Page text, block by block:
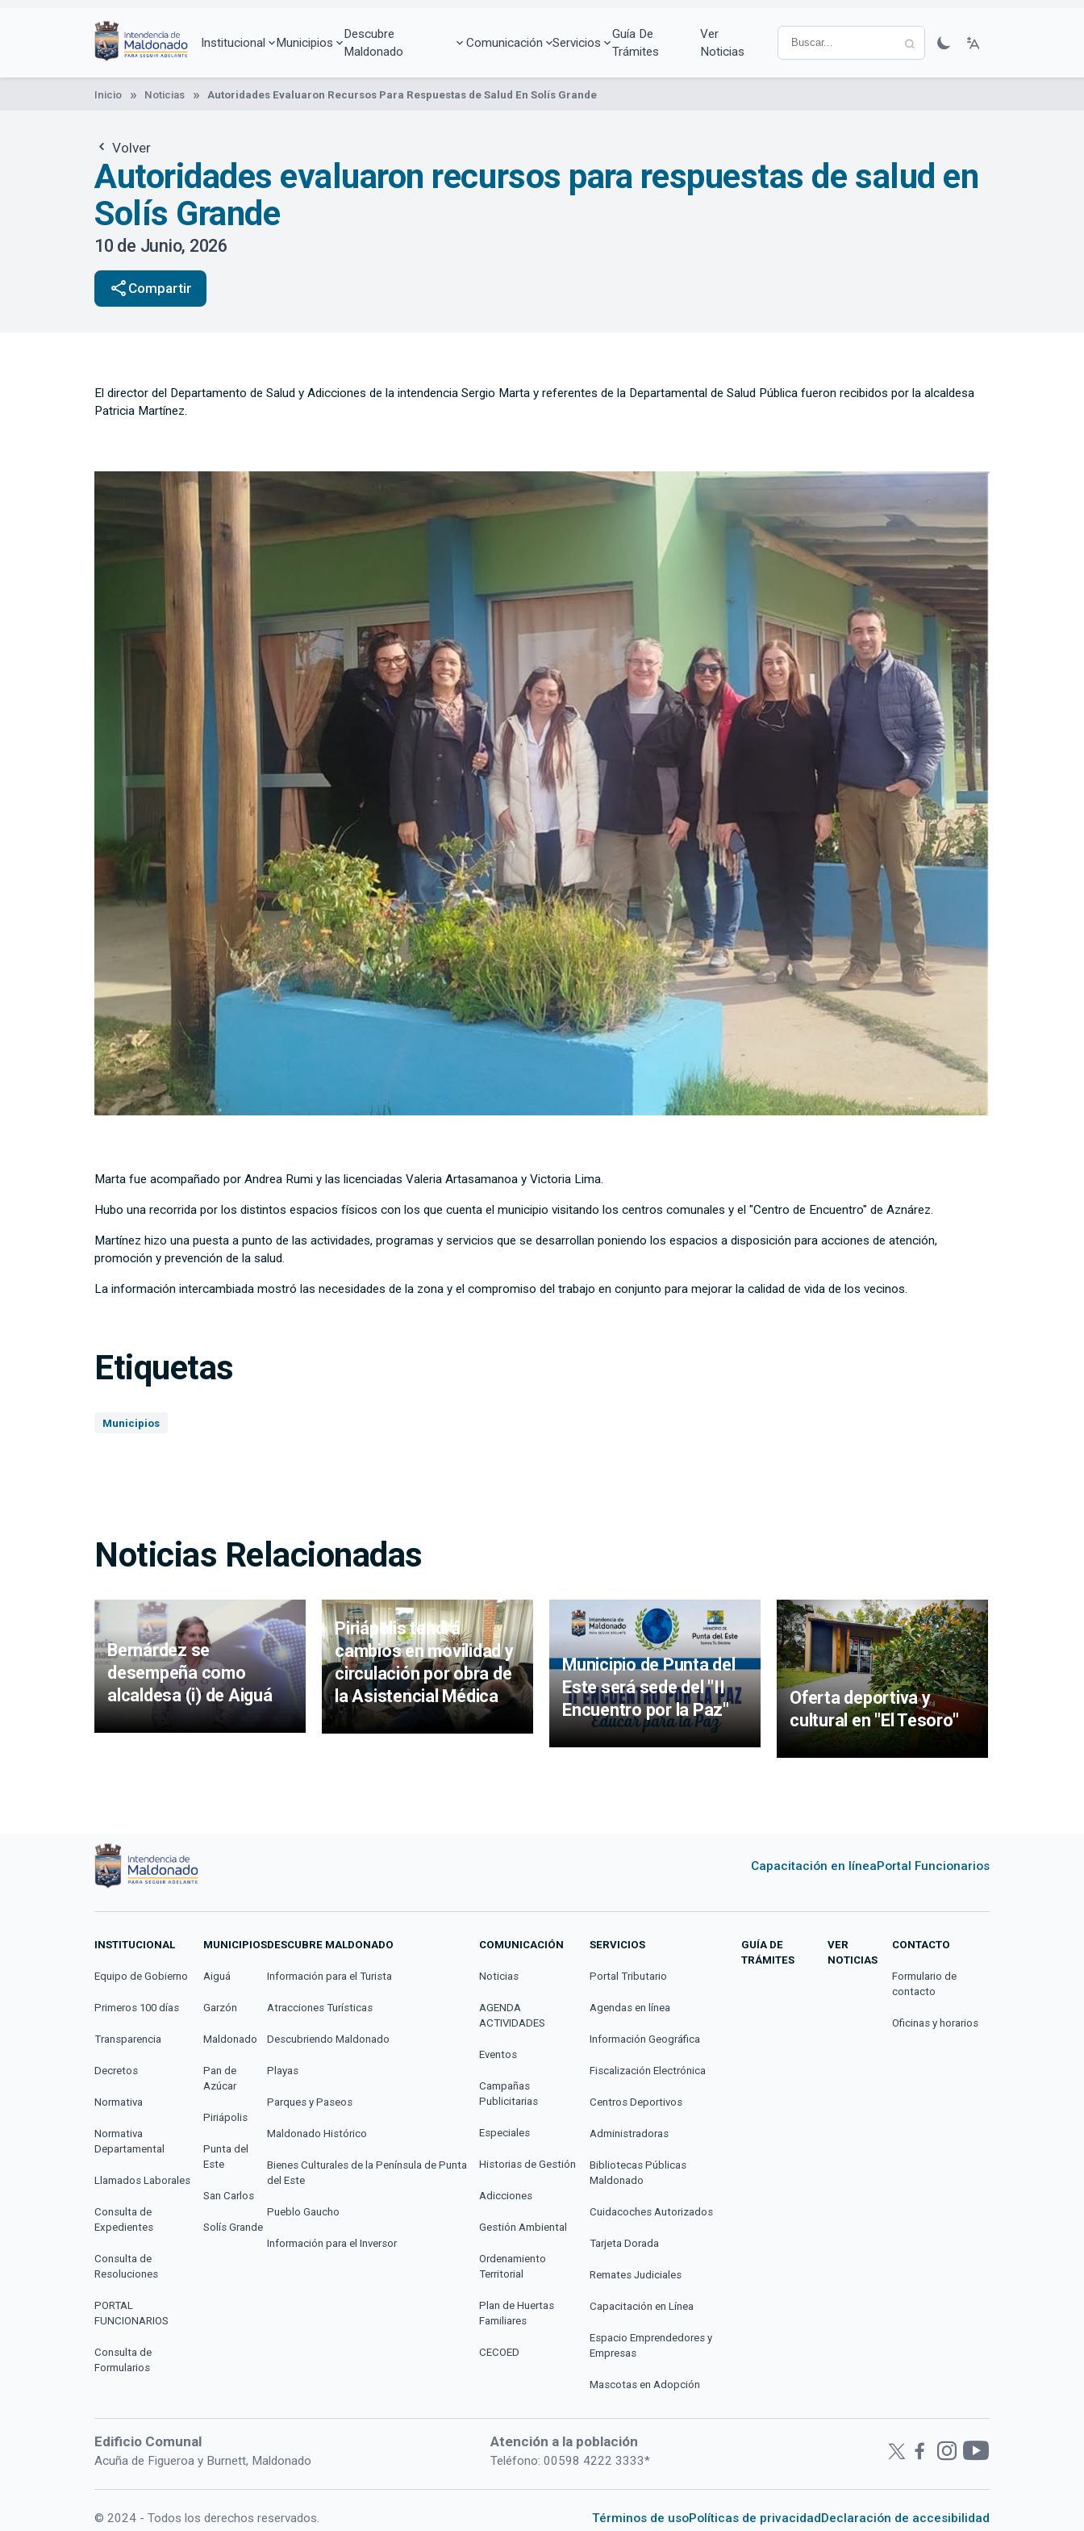
Institucional Municipios
Descubre
Maldonado
Comunicación Servicios
Guía De
Trámites
Ver
Noticias
Inicio Noticias Autoridades Evaluaron Recursos Para Respuestas de Salud En Solís Grande
Volver
Autoridades evaluaron recursos para respuestas de salud en
Solís Grande
10 de Junio, 2026
share Compartir
El director del Departamento de Salud y Adicciones de la intendencia Sergio Marta y referentes de la Departamental de Salud Pública fueron recibidos por la alcaldesa
Patricia Martínez.
Marta fue acompañado por Andrea Rumi y las licenciadas Valeria Artasamanoa y Victoria Lima.
Hubo una recorrida por los distintos espacios físicos con los que cuenta el municipio visitando los centros comunales y el "Centro de Encuentro" de Aznárez.
Martínez hizo una puesta a punto de las actividades, programas y servicios que se desarrollan poniendo los espacios a disposición para acciones de atención,
promoción y prevención de la salud.
La información intercambiada mostró las necesidades de la zona y el compromiso del trabajo en conjunto para mejorar la calidad de vida de los vecinos.
Etiquetas
Municipios
Noticias Relacionadas
Bernárdez se
desempeña como
alcaldesa (i) de Aiguá
Piriápolis tendrá
cambios en movilidad y
circulación por obra de
la Asistencial Médica
Municipio de Punta del
Este será sede del "II
Encuentro por la Paz"
Oferta deportiva y
cultural en "El Tesoro"
Capacitación en líneaPortal Funcionarios
INSTITUCIONAL
Equipo de Gobierno
Primeros 100 días
Transparencia
Decretos
Normativa
Normativa
Departamental
Llamados Laborales
Consulta de
Expedientes
Consulta de
Resoluciones
PORTAL
FUNCIONARIOS
Consulta de
Formularios
MUNICIPIOS
Aiguá
Garzón
Maldonado
Pan de
Azúcar
Piriápolis
Punta del
Este
San Carlos
Solís Grande
DESCUBRE MALDONADO
Información para el Turista
Atracciones Turísticas
Descubriendo Maldonado
Playas
Parques y Paseos
Maldonado Histórico
Bienes Culturales de la Península de Punta
del Este
Pueblo Gaucho
Información para el Inversor
COMUNICACIÓN
Noticias
AGENDA
ACTIVIDADES
Eventos
Campañas
Publicitarias
Especiales
Historias de Gestión
Adicciones
Gestión Ambiental
Ordenamiento
Territorial
Plan de Huertas
Familiares
CECOED
SERVICIOS
Portal Tributario
Agendas en línea
Información Geográfica
Fiscalización Electrónica
Centros Deportivos
Administradoras
Bibliotecas Públicas
Maldonado
Cuidacoches Autorizados
Tarjeta Dorada
Remates Judiciales
Capacitación en Línea
Espacio Emprendedores y
Empresas
Mascotas en Adopción
GUÍA DE
TRÁMITES
VER
NOTICIAS
CONTACTO
Formulario de
contacto
Oficinas y horarios
Edificio Comunal
Acuña de Figueroa y Burnett, Maldonado
Atención a la población
Teléfono: 00598 4222 3333*
© 2024 - Todos los derechos reservados. Términos de usoPolíticas de privacidad Declaración de accesibilidad